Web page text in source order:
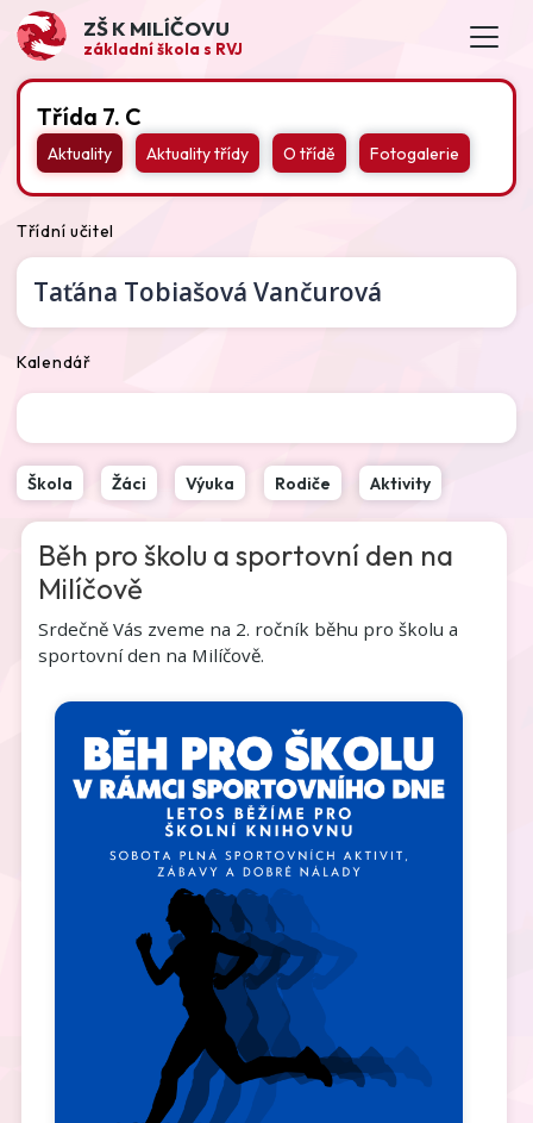
ZŠ K MILÍČOVU
základní škola s RVJ
Třída 7. C
Aktuality Aktuality třídy O třídě Fotogalerie
Třídní učitel
Taťána Tobiašová Vančurová
Kalendář
Škola Žáci Výuka Rodiče Aktivity
Běh pro školu a sportovní den na
Milíčově
Srdečně Vás zveme na 2. ročník běhu pro školu a
sportovní den na Milíčově.